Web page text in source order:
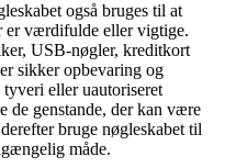
også bruges til at
er værdifulde eller vigtige.
USB-nøgler, kreditkort
sikker opbevaring og
tyveri eller uautoriseret
de genstande, der kan være
bruge nøgleskabet til
måde.